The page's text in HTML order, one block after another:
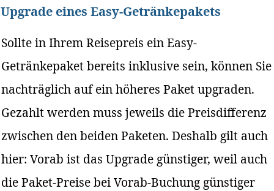
Upgrade eines Easy-Getränkepakets
Sollte in Ihrem Reisepreis ein Easy-
Getränkepaket bereits inklusive sein, können Sie
nachträglich auf ein höheres Paket upgraden.
Gezahlt werden muss jeweils die Preisdifferenz
zwischen den beiden Paketen. Deshalb gilt auch
hier: Vorab ist das Upgrade günstiger, weil auch
die Paket-Preise bei Vorab-Buchung günstiger